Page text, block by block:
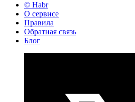
© Habr
О сервисе
Правила
Обратная связь
Блог